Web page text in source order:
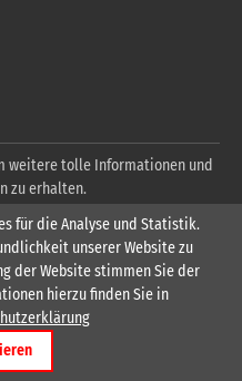
weitere tolle Informationen und
zu erhalten.
für die Analyse und Statistik.
unserer Website zu
der Website stimmen Sie der
hierzu finden Sie in